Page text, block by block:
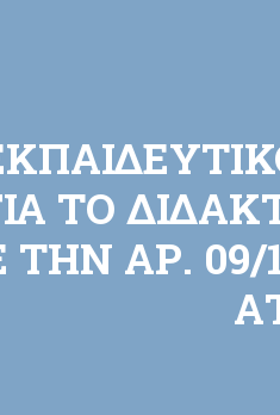
ΤΟ
ΑΡ. 09/